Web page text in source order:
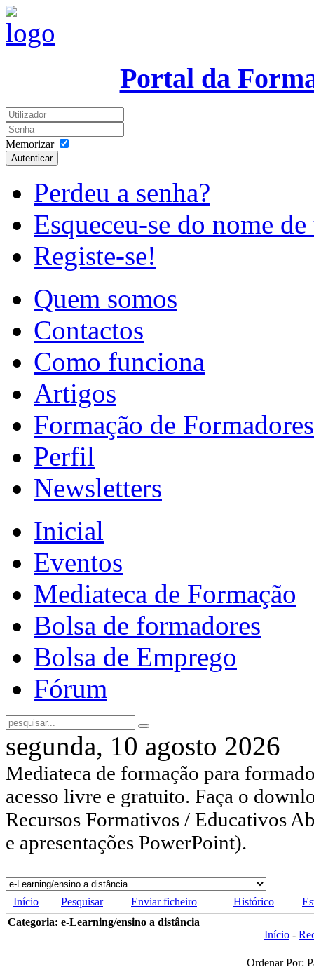
Portal da
Memorizar
Autenticar
Perdeu a senha?
Esqueceu-se do nome
Registe-se!
Quem somos
Contactos
Como funciona
Artigos
Formação de Formadores
Perfil
Newsletters
Inicial
Eventos
Mediateca de Formação
Bolsa de formadores
Bolsa de Emprego
Fórum
segunda, 10 agosto 2026
Mediateca de formação para
acesso livre e gratuito. Faça o
Recursos Formativos / Educativos
e apresentações PowerPoint).
Início Pesquisar Enviar ficheiro Histórico
Categoria: e-Learning/ensino a distância
Início -
Ordenar Por: